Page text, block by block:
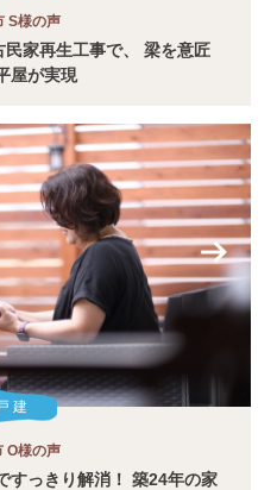
S様の声
家再生工事で、 梁を意匠
屋が実現
建
O様の声
すっきり解消！ 築24年の家